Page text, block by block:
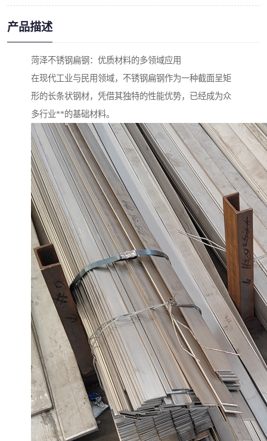
产品描述
菏泽不锈钢扁钢：优质材料的多领域应用
在现代工业与民用领域，不锈钢扁钢作为一种截面呈矩
形的长条状钢材，凭借其独特的性能优势，已经成为众
多行业**的基础材料。